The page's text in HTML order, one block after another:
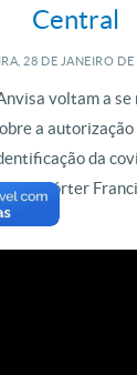
Central
28 DE JANEIRO DE
voltam a se
a autorização
da
o repórter